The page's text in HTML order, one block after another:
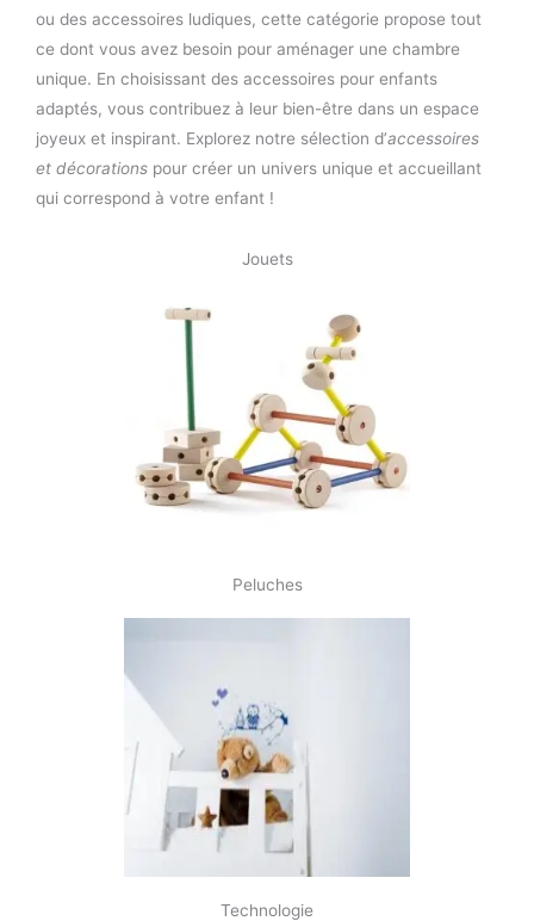
ou des accessoires ludiques, cette catégorie propose tout
ce dont vous avez besoin pour aménager une chambre
unique. En choisissant des accessoires pour enfants
adaptés, vous contribuez à leur bien-être dans un espace
joyeux et inspirant. Explorez notre sélection d’accessoires
et décorations pour créer un univers unique et accueillant
qui correspond à votre enfant !
Jouets
Peluches
Technologie